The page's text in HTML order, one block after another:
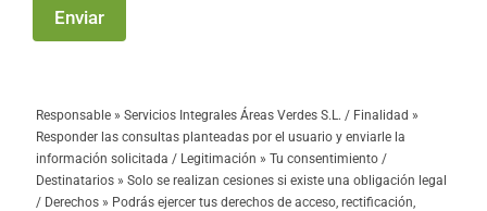
Responsable » Servicios Integrales Áreas Verdes S.L. / Finalidad »
Responder las consultas planteadas por el usuario y enviarle la
información solicitada / Legitimación » Tu consentimiento /
Destinatarios » Solo se realizan cesiones si existe una obligación legal
/ Derechos » Podrás ejercer tus derechos de acceso, rectificación,